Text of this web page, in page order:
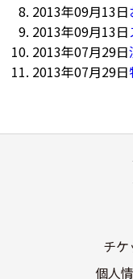
2013年09月13日
2013年09月13日
2013年07月29日
2013年07月29日
チ
個人